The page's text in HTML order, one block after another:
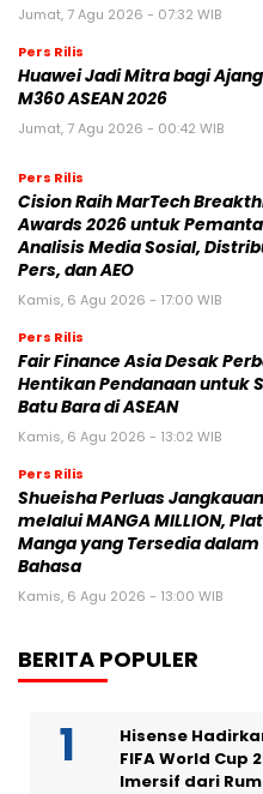
Jumat, 7 Agu 2026 - 07:32 WIB
Pers Rilis
Huawei Jadi Mitra bagi
M360 ASEAN 2026
Jumat, 7 Agu 2026 - 00:42 WIB
Pers Rilis
Cision Raih MarTech
Awards 2026 untuk
Analisis Media Sosial,
Pers, dan AEO
Kamis, 6 Agu 2026 - 17:00 WIB
Pers Rilis
Fair Finance Asia Desak
Hentikan Pendanaan untuk
Batu Bara di ASEAN
Kamis, 6 Agu 2026 - 13:02 WIB
Pers Rilis
Shueisha Perluas
melalui MANGA MILLION,
Manga yang Tersedia dalam
Bahasa
Kamis, 6 Agu 2026 - 13:00 WIB
BERITA POPULER
Hisense
FIFA World Cup
Imersif dari